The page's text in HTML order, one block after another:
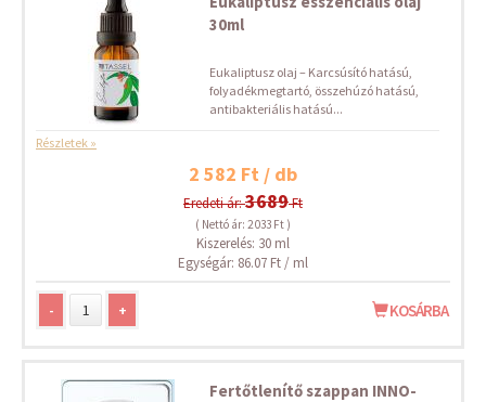
30ml
Eukaliptusz olaj – Karcsúsító hatású,
folyadékmegtartó, összehúzó hatású,
antibakteriális hatású...
Részletek »
2 582 Ft / db
Eredeti ár:3689Ft
( Nettó ár: 2 033 Ft )
Kiszerelés: 30 ml
Egységár: 86.07 Ft / ml
- + KOSÁRBA
Fertőtlenítő szappan INNO-